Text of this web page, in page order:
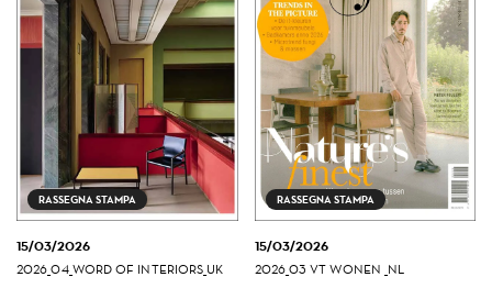
RASSEGNA STAMPA
15/03/2026
2026_04_WORD OF INTERIORS_UK
RASSEGNA STAMPA
15/03/2026
2026_03 VT WONEN _NL